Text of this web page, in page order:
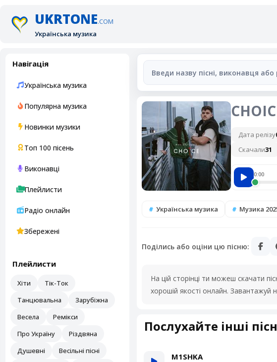
UKRTONE.COM
Українська музика
Навігація
Українська музика
Популярна музика
Новинки музики
Топ 100 пісень
Виконавці
Плейлисти
Радіо онлайн
Збережені
Плейлисти
Хіти
Тік-Ток
Танцювальна
Зарубіжна
Весела
Ремікси
Про Україну
Різдвяна
Душевні
Весільні пісні
Дата релізу
Скачали31
0:00
Українська музика Музика
Поділись або оціни цю пісню:
На цій сторінці ти можеш скачати
хорошій якості онлайн.
Послухайте інші
M1SHKA